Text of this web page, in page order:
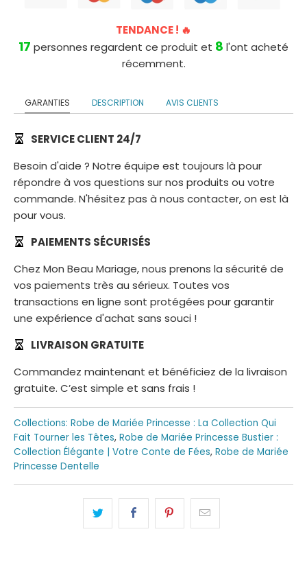
TENDANCE ! 🔥
17 personnes regardent ce produit et 8 l'ont acheté
récemment.
GARANTIES DESCRIPTION AVIS CLIENTS
SERVICE CLIENT 24/7
Besoin d'aide ? Notre équipe est toujours là pour
répondre à vos questions sur nos produits ou votre
commande. N'hésitez pas à nous contacter, on est là
pour vous.
PAIEMENTS SÉCURISÉS
Chez Mon Beau Mariage, nous prenons la sécurité de
vos paiements très au sérieux. Toutes vos
transactions en ligne sont protégées pour garantir
une expérience d'achat sans souci !
LIVRAISON GRATUITE
Commandez maintenant et bénéficiez de la livraison
gratuite. C’est simple et sans frais !
Collections: Robe de Mariée Princesse : La Collection Qui
Fait Tourner les Têtes, Robe de Mariée Princesse Bustier :
Collection Élégante | Votre Conte de Fées, Robe de Mariée
Princesse Dentelle